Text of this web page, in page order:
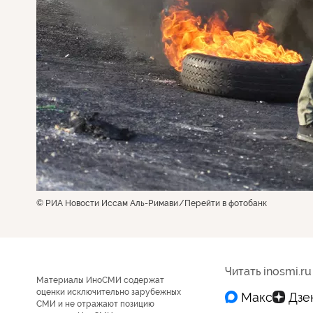
© РИА Новости Иссам Аль-Римави Перейти в фотобанк
Материалы ИноСМИ содержат
оценки исключительно зарубежных
СМИ и не отражают позицию
Читать inosmi.ru